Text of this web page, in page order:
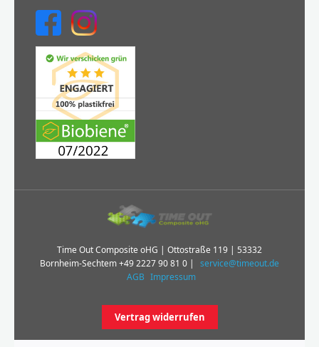
Time Out Composite oHG | Ottostraße 119 | 53332
Bornheim-Sechtem+49 2227 90 81 0 |
service@timeout.de
AGB Impressum
Vertrag widerrufen